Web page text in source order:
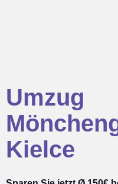
Umzug
Kielce